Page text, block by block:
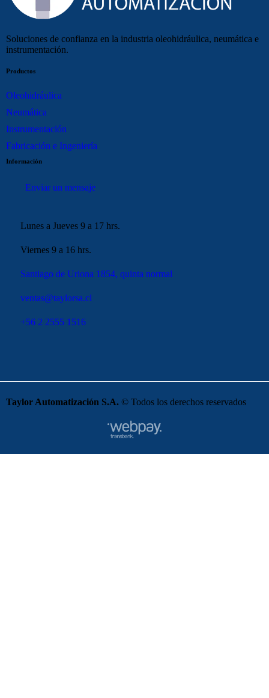
Soluciones de confianza en la industria oleohidráulica, neumática e
instrumentación.
Productos
Oleohidráulica
Neumática
Instrumentación
Fabricación e Ingeniería
Información
Enviar un mensaje
Lunes a Jueves 9 a 17 hrs.
Viernes 9 a 16 hrs.
Santiago de Uriona 1854, quinta normal
ventas@taylorsa.cl
+56 2 2555 1516
Taylor Automatización S.A. © Todos los derechos reservados